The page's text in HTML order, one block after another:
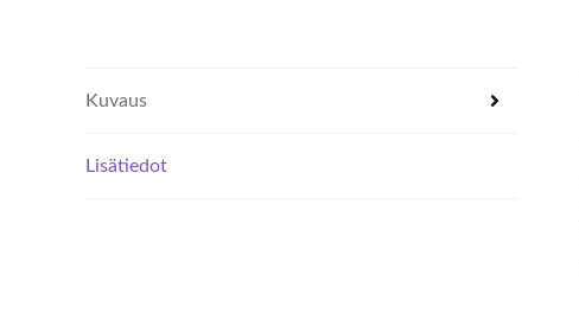
Kuvaus
Lisätiedot